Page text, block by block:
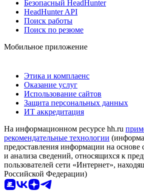
Безопасный HeadHunter
HeadHunter API
Поиск работы
Поиск по резюме
Мобильное приложение
Этика и комплаенс
Оказание услуг
Использование сайтов
Защита персональных данных
ИТ аккредитация
На информационном ресурсе hh.ru
рекомендательные технологии
предоставления информации на основе
и анализа сведений, относящихся к
пользователей сети «Интернет»,
Российской Федерации)